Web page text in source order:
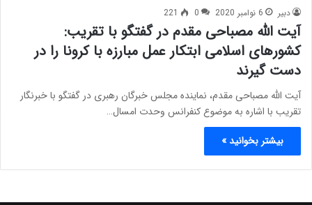
دبیر 6 نوامبر 2020 0
221
آیت الله مصباحی مقدم در گفتگو با تقریب:
کشورهای اسلامی ابتکار عمل مبارزه با کرونا را در
دست گیرند
آیت الله مصباحی مقدم، نماینده مجلس خبرگان رهبری در گفتگو با خبرنگار
تقریب با اشاره به موضوع کنفرانس وحدت امسال…
بیشتر بخوانید »